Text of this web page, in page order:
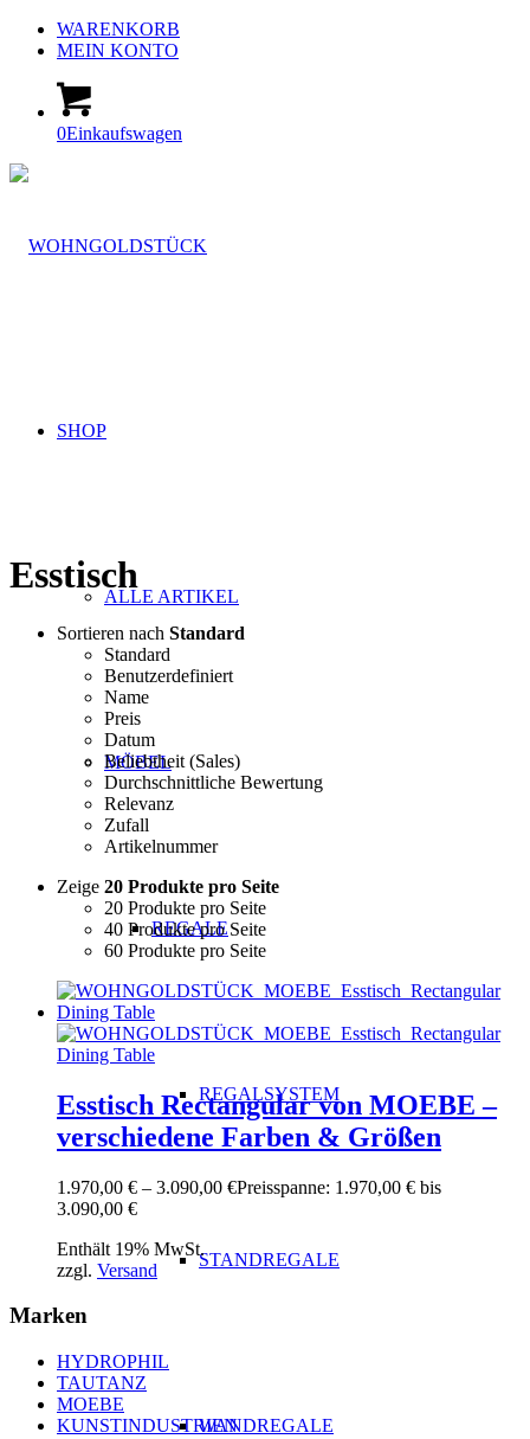
WARENKORB
MEIN KONTO
0Einkaufswagen
SHOP
ALLE ARTIKEL
MÖBEL
REGALE
REGALSYSTEM
STANDREGALE
WANDREGALE
Esstisch
Sortieren nach Standard
Standard
Benutzerdefiniert
Name
Preis
Datum
Beliebtheit (Sales)
Durchschnittliche Bewertung
Relevanz
Zufall
Artikelnummer
Zeige 20 Produkte pro Seite
20 Produkte pro Seite
40 Produkte pro Seite
60 Produkte pro Seite
Esstisch Rectangular von MOEBE –
verschiedene Farben & Größen
1.970,00 € – 3.090,00 €Preisspanne: 1.970,00 € bis
3.090,00 €
Enthält 19% MwSt.
zzgl. Versand
Marken
HYDROPHIL
TAUTANZ
MOEBE
KUNSTINDUSTRIEN